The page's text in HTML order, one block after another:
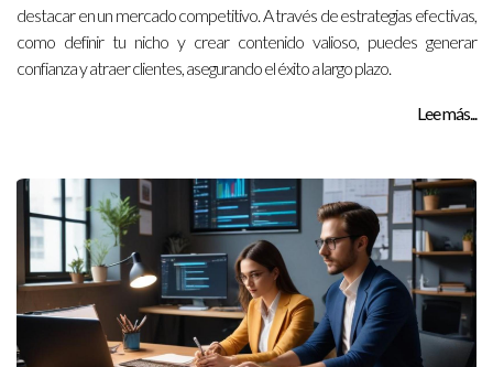
destacar en un mercado competitivo. A través de estrategias efectivas,
como definir tu nicho y crear contenido valioso, puedes generar
confianza y atraer clientes, asegurando el éxito a largo plazo.
Lee más...